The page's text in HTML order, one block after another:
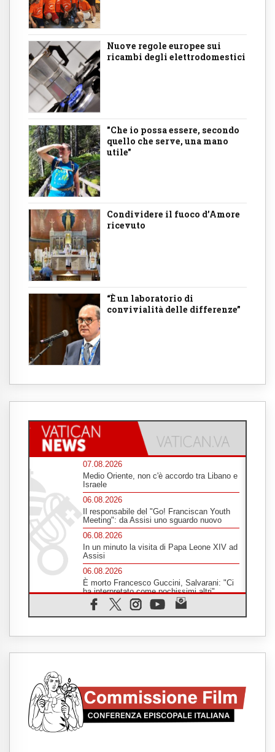
Nuove regole europee sui
ricambi degli elettrodomestici
"Che io possa essere, secondo
quello che serve, una mano
utile"
Condividere il fuoco d’Amore
ricevuto
“È un laboratorio di
convivialità delle differenze”
07.08.2026
Medio Oriente, non c'è accordo tra Libano e
Israele
06.08.2026
Il responsabile del "Go! Franciscan Youth
Meeting": da Assisi uno sguardo nuovo
06.08.2026
In un minuto la visita di Papa Leone XIV ad
Assisi
06.08.2026
È morto Francesco Guccini, Salvarani: "Ci
ha interpretato come pochissimi altri"
06.08.2026
Un abbraccio verso il futuro, la grande festa
Il grazie dei giovani al Papa: "Oggi ci
Leone XIV: la rivoluzione del Vangelo
abbatte i muri che separano gli esseri
umani
06.08.2026